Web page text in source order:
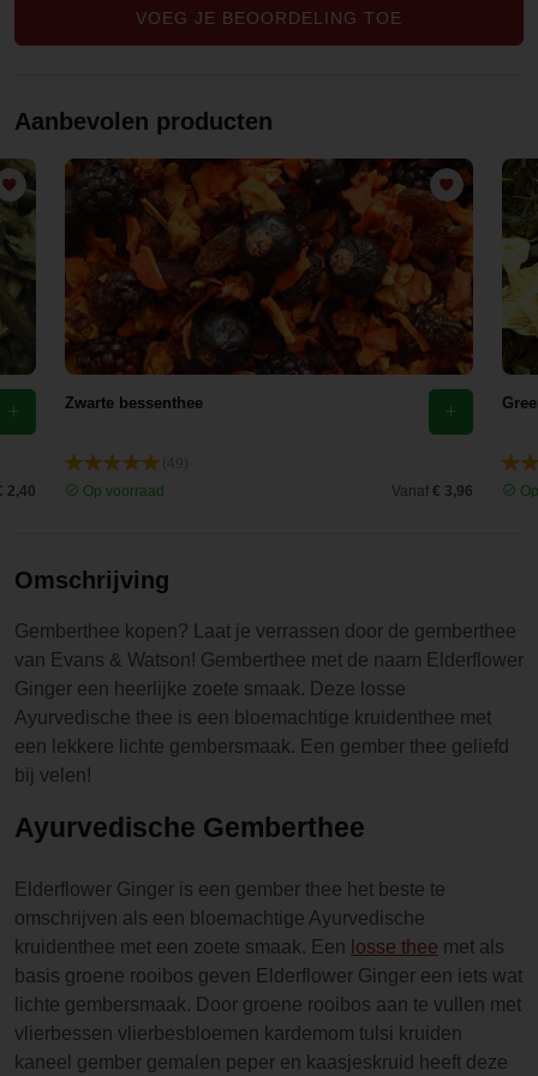
en bij het
VOEG JE BEOORDELING TOE
Aanbevolen producten
2,40
Zwarte bessenthee
Op voorraad
Vanaf € 3,96
Omschrijving
Gemberthee kopen? Laat je verrassen door de gemberthee
van Evans & Watson! Gemberthee met de naam Elderflower
Ginger een heerlijke zoete smaak. Deze losse
Ayurvedische thee is een bloemachtige kruidenthee met
een lekkere lichte gembersmaak. Een gember thee geliefd
bij velen!
Ayurvedische Gemberthee
Elderflower Ginger is een gember thee het beste te
omschrijven als een bloemachtige Ayurvedische
kruidenthee met een zoete smaak. Een losse thee met als
basis groene rooibos geven Elderflower Ginger een iets wat
lichte gembersmaak. Door groene rooibos aan te vullen met
vlierbessen vlierbesbloemen kardemom tulsi kruiden
kaneel gember gemalen peper en kaasjeskruid heeft deze